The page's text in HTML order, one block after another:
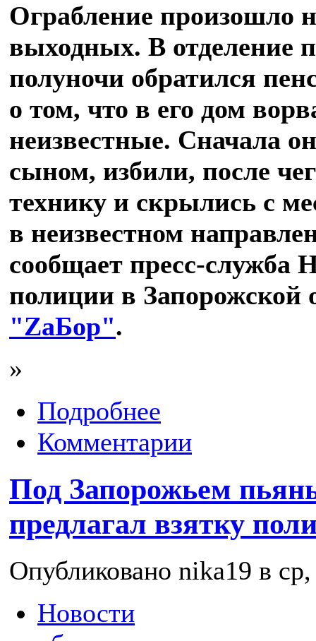
Ограбление произошло
выходных. В отделение
полуночи обратился
о том, что в его дом
неизвестные. Сначала
сыном, избили, после
технику и скрылись с
в неизвестном
сообщает пресс-служба
полиции в Запорожской
"ZаБор".
»
Подробнее
Комментарии
Под Запорожьем
предлагал взятку
Опубликовано nika19 в
Новости